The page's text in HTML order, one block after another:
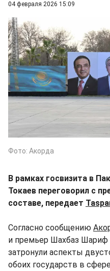
04 февраля 2026 15:09
Фото: Акорда
В рамках госвизита в
Токаев переговорил с
составе, передает
Согласно сообщению
и премьер Шахбаз Шариф
затронули аспекты
обоих государств в